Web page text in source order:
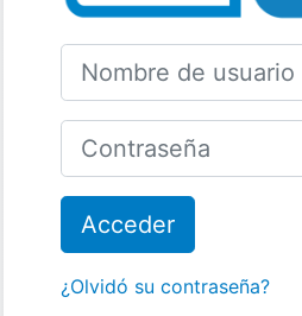
Acceder
¿Olvidó su contraseña?